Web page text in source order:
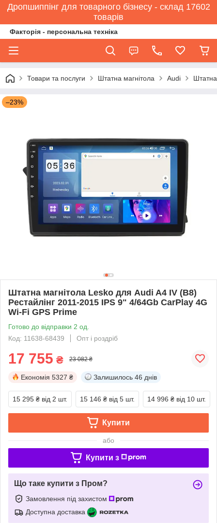
Дропшиппінг для товарного бізнесу - склад 17602
товарів
Факторія - персональна техніка
Товари та послуги Штатна магнітола Audi
–23%
Штатна магнітола Lesko для Audi A4 IV (B8)
Рестайлінг 2011-2015 IPS 9" 4/64Gb CarPlay 4G
Wi-Fi GPS Prime
Готово до відправки 2 од.
Код: 11638-68439
Опт і роздріб
17 755 ₴ 23 082 ₴
Економія 5327 ₴ Залишилось 46 днів
15 295 ₴ від 2 шт. 15 146 ₴ від 5 шт. 14 996 ₴ від 10 шт.
Купити
або
Купити з
Що таке купити з Пром?
Замовлення під захистом
Доступна доставка